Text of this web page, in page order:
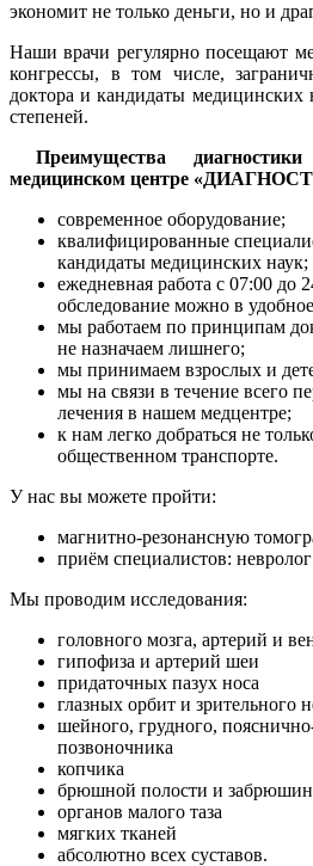
экономит не только деньги, но и
Наши врачи регулярно посещают
конгрессы, в том числе,
доктора и кандидаты медицинских
степеней.
Преимущества
медицинском центре
современное оборудование;
квалифицированные
кандидаты медицинских наук;
ежедневная работа с 07:00 до
обследование можно в
мы работаем по принципам
не назначаем лишнего;
мы принимаем взрослых и
мы на связи в течение всего
лечения в нашем медцентре;
к нам легко добраться не
общественном транспорте.
У нас вы можете пройти:
магнитно-резонансную
приём специалистов: невролог
Мы проводим исследования:
головного мозга, артерий и
гипофиза и артерий шеи
придаточных пазух носа
глазных орбит и зрительного
шейного, грудного,
позвоночника
копчика
брюшной полости и
органов малого таза
мягких тканей
абсолютно всех суставов.